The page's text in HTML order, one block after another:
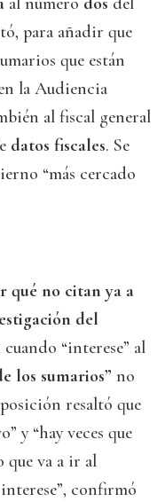
para añadir que
que están
la Audiencia
al fiscal general
datos fiscales. Se
“más cercado
qué no citan ya a
del
“interese” al
los sumarios” no
resaltó que
y “hay veces que
que va a ir al
confirmó